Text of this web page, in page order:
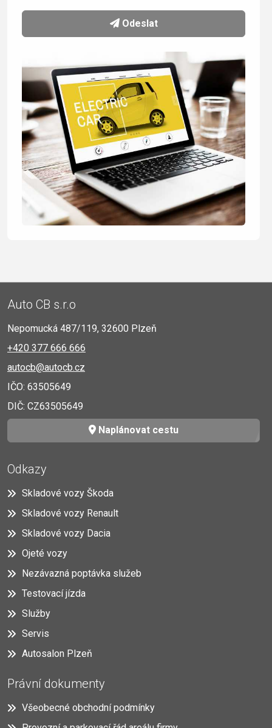
Odeslat
Auto CB s.r.o
Nepomucká 487/119, 32600 Plzeň
+420 377 666 666
autocb@autocb.cz
IČO: 63505649
DIČ: CZ63505649
Naplánovat cestu
Odkazy
Skladové vozy Škoda
Skladové vozy Renault
Skladové vozy Dacia
Ojeté vozy
Nezávazná poptávka služeb
Testovací jízda
Služby
Servis
Autosalon Plzeň
Právní dokumenty
Všeobecné obchodní podmínky